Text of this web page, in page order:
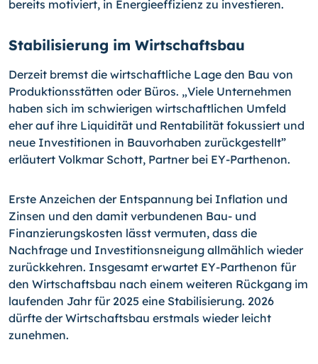
bereits motiviert, in Energieeffizienz zu investieren.
Stabilisierung im Wirtschaftsbau
Derzeit bremst die wirtschaftliche Lage den Bau von
Produktionsstätten oder Büros. „Viele Unternehmen
haben sich im schwierigen wirtschaftlichen Umfeld
eher auf ihre Liquidität und Rentabilität fokussiert und
neue Investitionen in Bauvorhaben zurückgestellt”
erläutert Volkmar Schott, Partner bei EY-Parthenon.
Erste Anzeichen der Entspannung bei Inflation und
Zinsen und den damit verbundenen Bau- und
Finanzierungskosten lässt vermuten, dass die
Nachfrage und Investitionsneigung allmählich wieder
zurückkehren. Insgesamt erwartet EY-Parthenon für
den Wirtschaftsbau nach einem weiteren Rückgang im
laufenden Jahr für 2025 eine Stabilisierung. 2026
dürfte der Wirtschaftsbau erstmals wieder leicht
zunehmen.